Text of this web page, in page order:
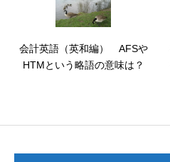
会計英語（英和編） AFSや
HTMという略語の意味は？